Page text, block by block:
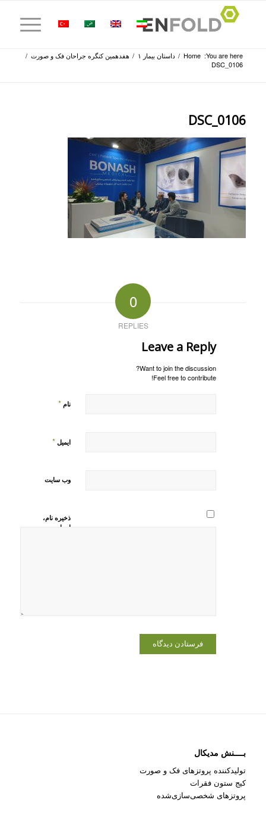
You are here:
Home
/ داستان بیمار ۱ / هفدهمین کنگره جراحان فک و صورت /
DSC_0106
DSC_0106
0
REPLIES
Leave a Reply
Want to join the discussion?
Feel free to contribute!
نام *
ایمیل *
وب‌ سایت
ذخیره نام،
ایمیل و
بــــنش مدیکال
تولیدکننده پروتزهای فک و صورت
کیج ستون فقرات
پروتزهای شخصی‌سازی‌شده